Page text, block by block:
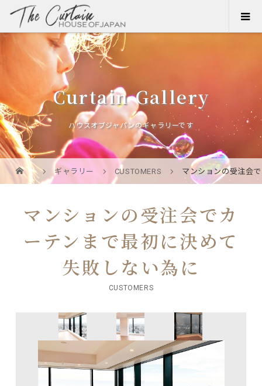
Curtain Gallery
ハウスオブジャパンのギャラリーです
ギャラリー CUSTOMERS マンションの受注会
マンションの受注会でカ
ーテンまで最初に決めて
失敗しない為に
CUSTOMERS